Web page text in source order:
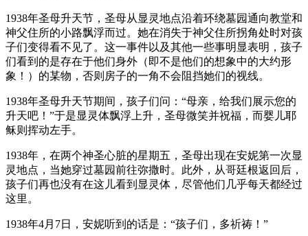
1938年圣母升天节，圣母从显灵地点沿着环绕墓园通向教堂和
神父住所的小路飘浮而过。她在消失于神父住所拐角处时对孩
子们变得看不见了。这一事件以及其他一些事明显表明，孩子
们看到的是存在于他们身外（即不是他们的想象中的大约形
象！）的某物，否则房子的一角不会阻挡她们的视线。
1938年圣母升天节期间，孩子们问：“母亲，给我们展示您的
升天吧！”于是显灵体飘浮上升，圣母微笑并祝福，而婴儿耶
稣则挥动左手。
1938年，在两个神圣心脏的星期五，圣母出现在安妮第一次显
灵地点，当她穿过墓园前往弥撒时。此外，从哥廷根返回后，
孩子们再也没有在这儿看到显灵体，尽管他们几乎每天都经过
这里。
1938年4月7日，安妮听到的话是： “孩子们，多祈祷！”